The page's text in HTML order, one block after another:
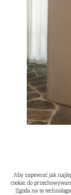
Aby zapewnić jak
cookie, do
Zgoda na te